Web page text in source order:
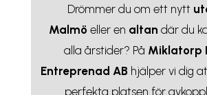
Drömmer du om ett nytt
Malmö eller en altan där du
alla årstider? På Miklatorp
Entreprenad AB hjälper vi dig
perfekta platsen för